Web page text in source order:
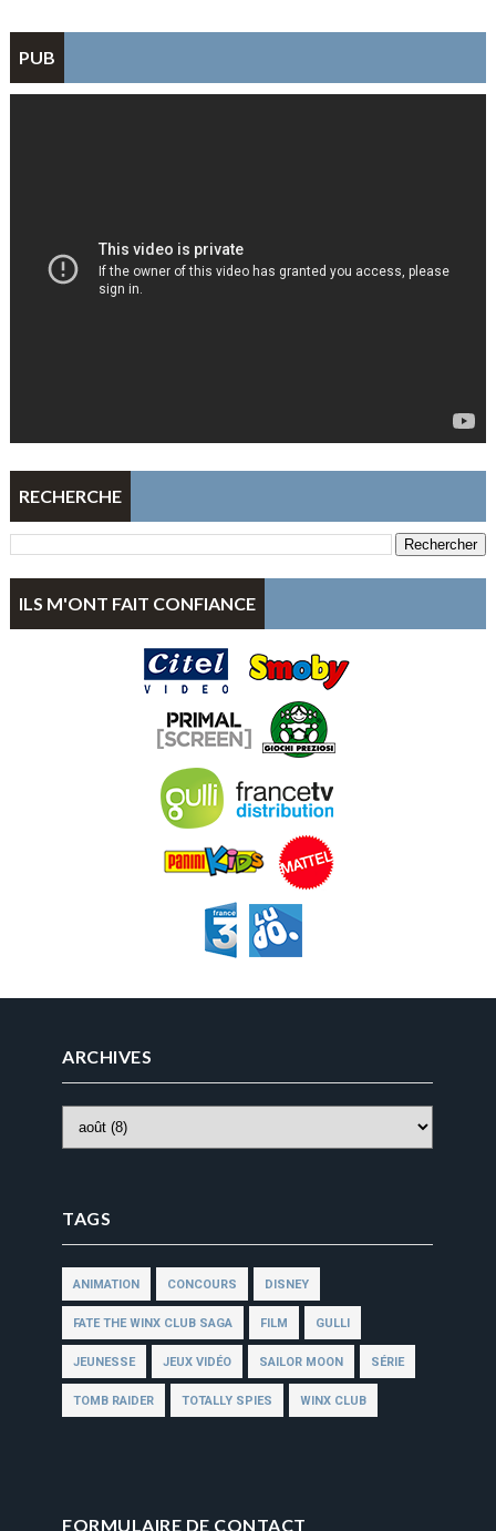
PUB
RECHERCHE
ILS M'ONT FAIT CONFIANCE
ARCHIVES
TAGS
ANIMATION CONCOURS DISNEY
FATE THE WINX CLUB SAGA FILM GULLI
JEUNESSE JEUX VIDÉO SAILOR MOON SÉRIE
TOMB RAIDER TOTALLY SPIES WINX CLUB
FORMULAIRE DE CONTACT